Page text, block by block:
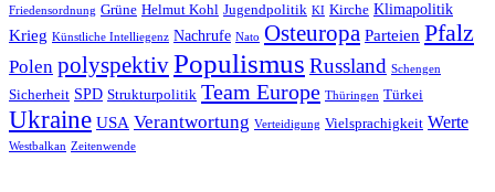
Friedensordnung Grüne Helmut Kohl Jugendpolitik KI Kirche Klimapolitik
Krieg Künstliche Intelliegenz Nachrufe Nato Osteuropa Parteien Pfalz
Polen polyspektivPopulismus Russland Schengen
Sicherheit SPD Strukturpolitik Team Europe Thüringen Türkei
Ukraine USA Verantwortung Verteidigung Vielsprachigkeit Werte
Westbalkan Zeitenwende